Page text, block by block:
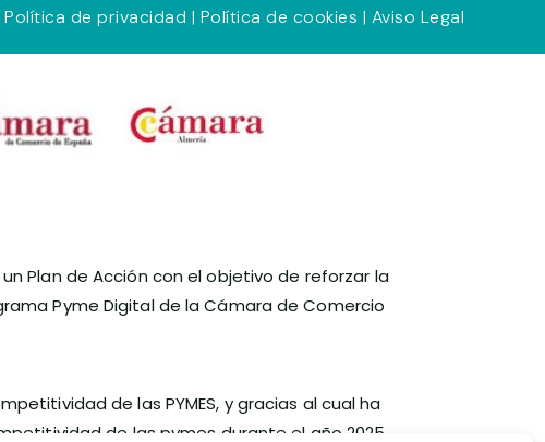
Política de privacidad | Política de cookies | Aviso Legal
Plan de Acción con el objetivo de reforzar la
Pyme Digital de la Cámara de Comercio
de las PYMES, y gracias al cual ha
de las pymes durante el año 2025.